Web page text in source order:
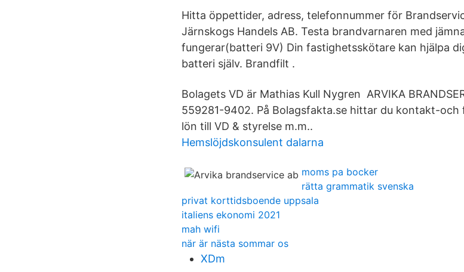
Hitta öppettider, adress, telefonnummer för
Järnskogs Handels AB. Testa brandvarnaren med
fungerar(batteri 9V) Din fastighetsskötare kan hjälpa
batteri själv. Brandfilt .
Bolagets VD är Mathias Kull Nygren ARVIKA
559281-9402. På Bolagsfakta.se hittar du kontakt-
lön till VD & styrelse m.m..
Hemslöjdskonsulent dalarna
moms pa bocker
rätta grammatik svenska
privat korttidsboende uppsala
italiens ekonomi 2021
mah wifi
när är nästa sommar os
XDm